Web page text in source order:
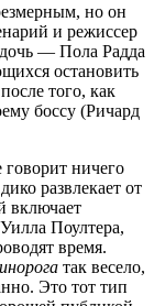
но он
и режиссер
— Пола Радда
остановить
того, как
боссу (Ричард
ничего
развлекает от
включает
Поултера,
время.
так весело,
Это тот тип